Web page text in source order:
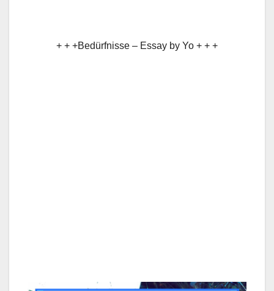
+ + +Bedürfnisse – Essay by Yo + + +